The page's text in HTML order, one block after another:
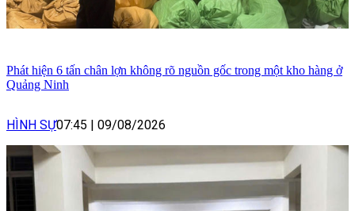
Phát hiện 6 tấn chân lợn không rõ nguồn gốc trong một kho hàng ở
Quảng Ninh
HÌNH SỰ07:45 09/08/2026